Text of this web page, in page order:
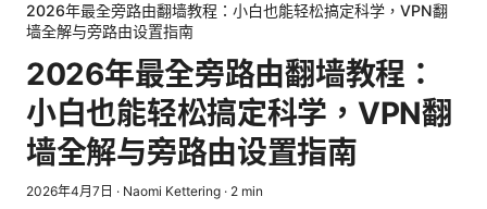
2026年最全旁路由翻墙教程：小白也能轻松搞定科学，VPN翻
墙全解与旁路由设置指南
2026年最全旁路由翻墙教程：
小白也能轻松搞定科学，VPN翻
墙全解与旁路由设置指南
2026年4月7日 · Naomi Kettering · 2 min